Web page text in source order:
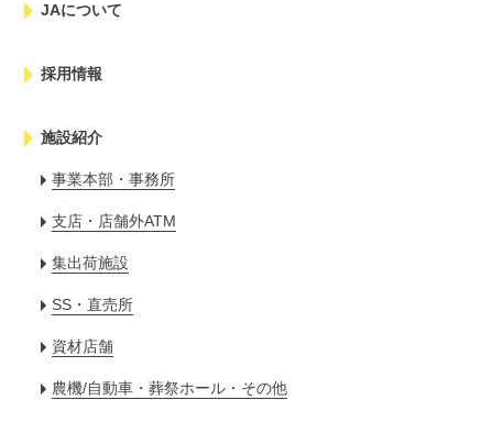
JAについて
採用情報
施設紹介
事業本部・事務所
支店・店舗外ATM
集出荷施設
SS・直売所
資材店舗
農機/自動車・葬祭ホール・その他